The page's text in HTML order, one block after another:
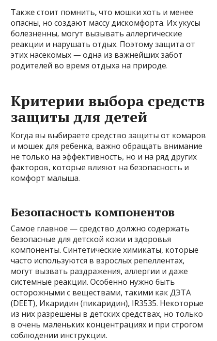
Также стоит помнить, что мошки хоть и менее
опасны, но создают массу дискомфорта. Их укусы
болезненны, могут вызывать аллергические
реакции и нарушать отдых. Поэтому защита от
этих насекомых — одна из важнейших забот
родителей во время отдыха на природе.
Критерии выбора средств
защиты для детей
Когда вы выбираете средство защиты от комаров
и мошек для ребенка, важно обращать внимание
не только на эффективность, но и на ряд других
факторов, которые влияют на безопасность и
комфорт малыша.
Безопасность компонентов
Самое главное — средство должно содержать
безопасные для детской кожи и здоровья
компоненты. Синтетические химикаты, которые
часто используются в взрослых репеллентах,
могут вызвать раздражения, аллергии и даже
системные реакции. Особенно нужно быть
осторожными с веществами, такими как ДЭТА
(DEET), Икаридин (пикаридин), IR3535. Некоторые
из них разрешены в детских средствах, но только
в очень маленьких концентрациях и при строгом
соблюдении инструкции.